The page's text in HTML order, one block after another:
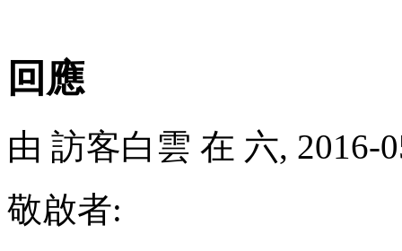
回應
由 訪客白雲 在 六, 2016-
敬啟者: